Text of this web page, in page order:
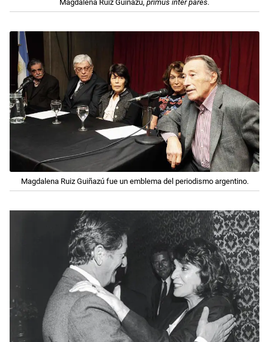
Magdalena Ruiz Guiñazú, primus inter pares.
Magdalena Ruiz Guiñazú fue un emblema del periodismo argentino.